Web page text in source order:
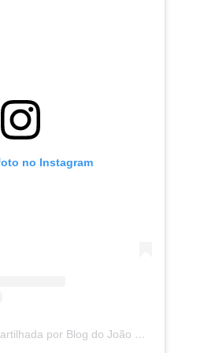
no Instagram
Uma publicação compartilhada por Blog do João Marcolino (@joaomarcolinoneto)